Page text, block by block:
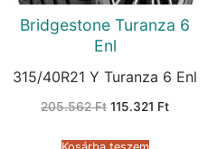
Bridgestone Turanza 6
Enl
315/40R21 Y Turanza 6 Enl
205.562Ft Original
205.562 Ft.
115.321 FtCurrent